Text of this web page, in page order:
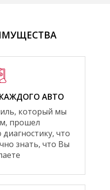
АВТО
который мы
прошел
что
знать, что Вы